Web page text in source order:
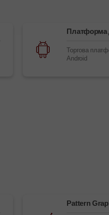
Платформа
Торгова
Android
Pattern